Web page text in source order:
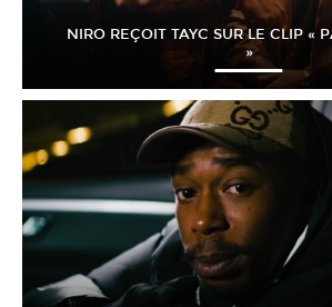
NIRO REÇOIT TAYC SUR LE CLIP «
»